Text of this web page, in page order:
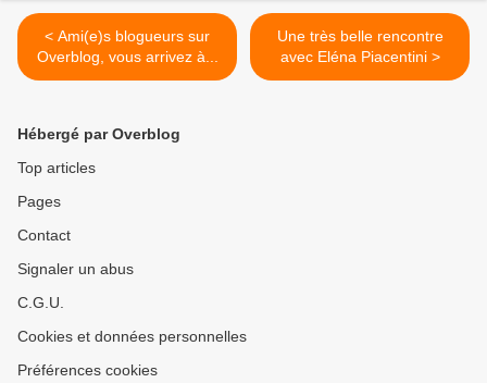
< Ami(e)s blogueurs sur
Overblog, vous arrivez à...
Une très belle rencontre
avec Eléna Piacentini >
Hébergé par Overblog
Top articles
Pages
Contact
Signaler un abus
C.G.U.
Cookies et données personnelles
Préférences cookies